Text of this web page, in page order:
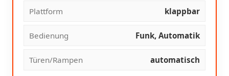
Plattform klappbar
Bedienung Funk, Automatik
Türen/Rampen automatisch